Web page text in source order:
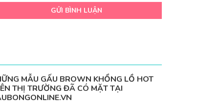
GỬI BÌNH LUẬN
MẪU GẤU BROWN KHỔNG LỒ HOT
THỊ TRƯỜNG ĐÃ CÓ MẶT TẠI